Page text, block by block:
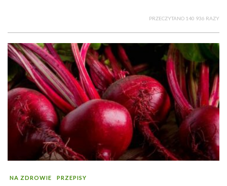
PRZECZYTANO 140 936 RAZY
NA ZDROWIE PRZEPISY